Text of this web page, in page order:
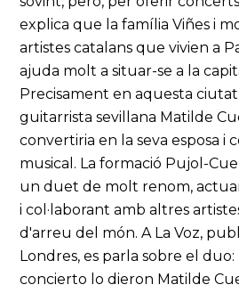
explica que la família Viñes i
artistes catalans que vivien a
ajuda molt a situar-se a la
Precisament en aquesta
guitarrista sevillana Matilde
convertiria en la seva esposa i
musical. La formació Pujol-
un duet de molt renom,
i col·laborant amb altres
d'arreu del món. A La Voz,
Londres, es parla sobre el
concierto lo dieron Matilde